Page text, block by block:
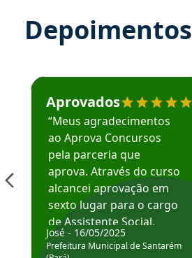
Depoimentos
Estudante José recomenda o
Aprovados
“Meus agradecimentos
ao Aprova Concursos
pela parceria que
aprova. Através do curso
alcancei aprovação em
sexto lugar para o cargo
de Assistente Social.
Hoje estou atuando na
José - 16/05/2025
Prefeitura Municipal de Santarém